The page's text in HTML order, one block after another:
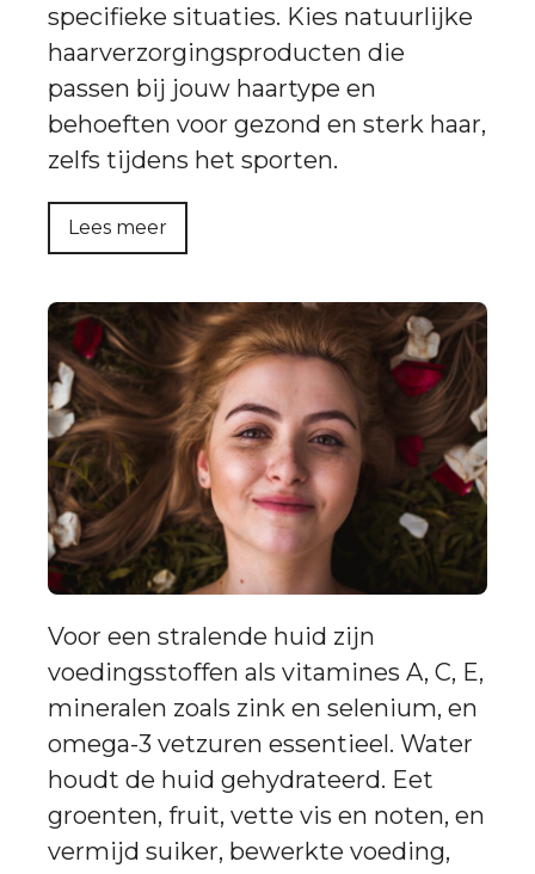
specifieke situaties. Kies natuurlijke
haarverzorgingsproducten die
passen bij jouw haartype en
behoeften voor gezond en sterk haar,
zelfs tijdens het sporten.
Lees meer
Voor een stralende huid zijn
voedingsstoffen als vitamines A, C, E,
mineralen zoals zink en selenium, en
omega-3 vetzuren essentieel. Water
houdt de huid gehydrateerd. Eet
groenten, fruit, vette vis en noten, en
vermijd suiker, bewerkte voeding,